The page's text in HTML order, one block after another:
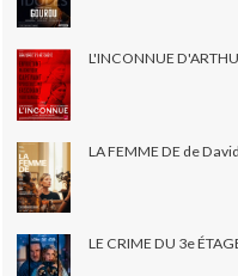
L'INCONNUE
LA FEMME DE de
LE CRIME DU 3e